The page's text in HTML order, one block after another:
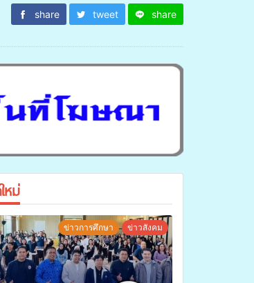
share tweet share
หม่
ข่าวการศึกษา ข่าวสังคม